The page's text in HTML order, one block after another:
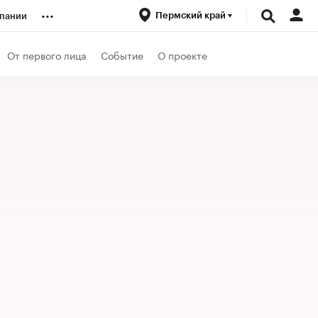
... Пермский край
От первого лица Событие О проекте